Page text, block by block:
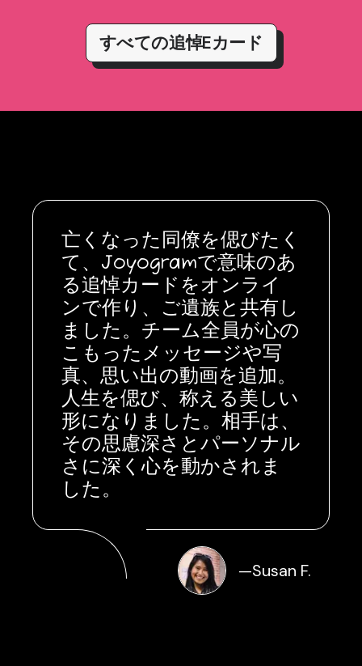
すべての追悼Eカード
亡くなった同僚を偲びたく
て、Joyogramで意味のあ
る追悼カードをオンライ
ンで作り、ご遺族と共有し
ました。チーム全員が心の
こもったメッセージや写
真、思い出の動画を追加。
人生を偲び、称える美しい
形になりました。相手は、
その思慮深さとパーソナル
さに深く心を動かされま
した。
—Susan F.